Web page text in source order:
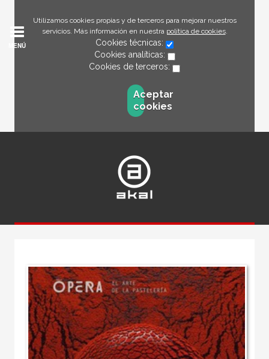
Utilizamos cookies propias y de terceros para mejorar nuestros
servicios. Más información en nuestra política de cookies.
Cookies técnicas:
Cookies analíticas:
Cookies de terceros:
Aceptar
cookies
MENÚ